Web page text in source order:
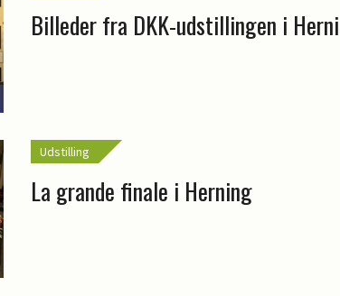
Billeder fra DKK-udstillingen i
Udstilling
La grande finale i Herning